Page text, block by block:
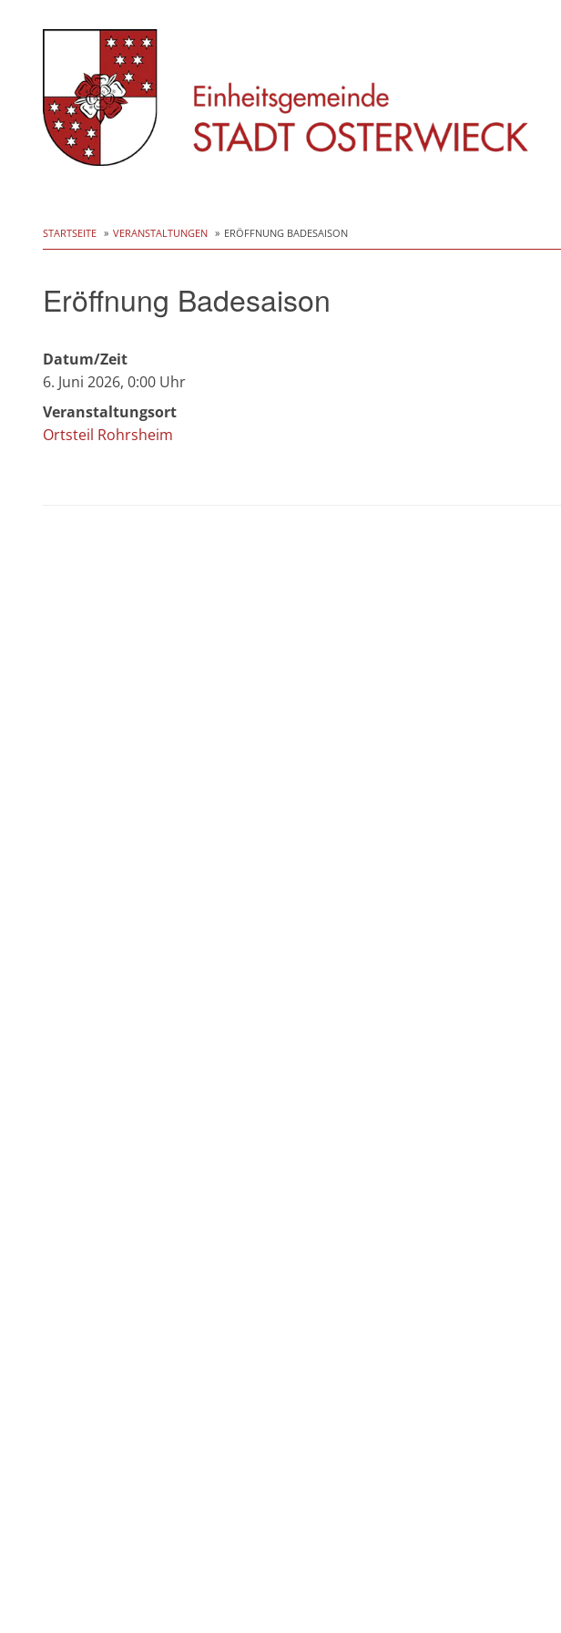
content
STARTSEITE VERANSTALTUNGEN ERÖFFNUNG BADESAISON
Eröffnung Badesaison
Datum/Zeit
6. Juni 2026, 0:00 Uhr
Veranstaltungsort
Ortsteil Rohrsheim